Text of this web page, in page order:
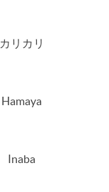
カリカリ
Hamaya
Inaba